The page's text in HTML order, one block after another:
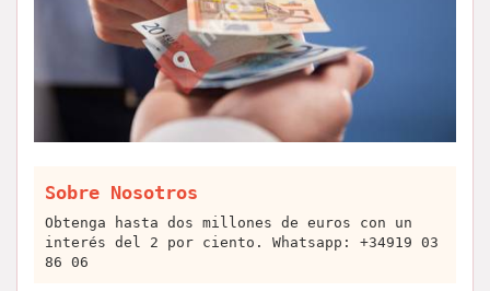
Sobre Nosotros
Obtenga hasta dos millones de euros con un
interés del 2 por ciento. Whatsapp: +34919 03
86 06